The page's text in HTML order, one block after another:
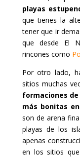
playas
que tienes la
tener que ir
que desde El
rincones como
Por otro lado,
sitios muchas
formaciones
más bonitas
son de arena
playas de los
apenas
en los sitios